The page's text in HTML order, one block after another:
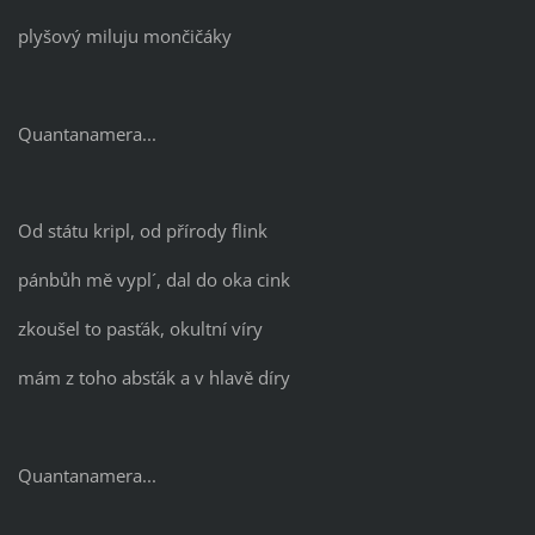
plyšový miluju mončičáky
Quantanamera...
Od státu kripl, od přírody flink
pánbůh mě vypl´, dal do oka cink
zkoušel to pasťák, okultní víry
mám z toho absťák a v hlavě díry
Quantanamera...